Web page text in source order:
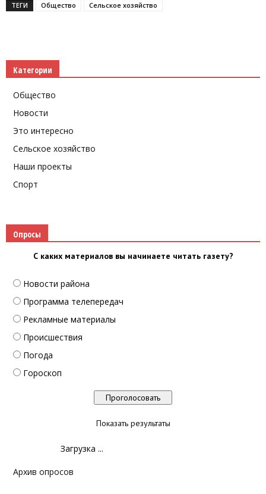
ТЕГИ Общество Сельское хозяйство
Категории
Общество
Новости
Это интересно
Сельское хозяйство
Наши проекты
Спорт
Опросы
С каких материалов вы начинаете читать газету?
Новости района
Программа телепередач
Рекламные материалы
Происшествия
Погода
Гороскоп
Показать результаты
Загрузка ...
Архив опросов